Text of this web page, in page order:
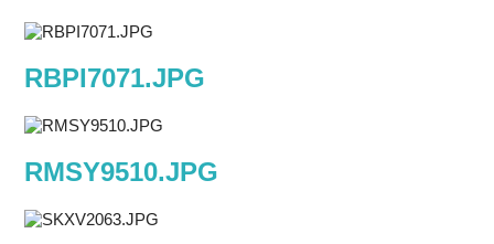
RBPI7071.JPG
RMSY9510.JPG